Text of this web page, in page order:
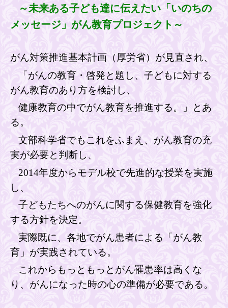
～未来ある子ども達に伝えたい「いのちの
メッセージ」がん教育プロジェクト～
がん対策推進基本計画（厚労省）が見直され、
「がんの教育・啓発と題し、子どもに対する
がん教育のあり方を検討し、
健康教育の中でがん教育を推進する。」とあ
る。
文部科学省でもこれをふまえ、がん教育の充
実が必要と判断し、
2014年度からモデル校で先進的な授業を実施
し、
子どもたちへのがんに関する保健教育を強化
する方針を決定。
実際既に、各地でがん患者による「がん教
育」が実践されている。
これからもっともっとがん罹患率は高くな
り、がんになった時の心の準備が必要である。